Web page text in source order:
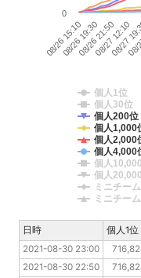
08/26 15:10
08/26 19:30
08/26 21:50
08/27 12:10
08/27
0
個人1位
個人30位
個人200位
個人1,000
個人2,000
個人4,000
個人
個人
ミニチー
ミニチー
2021-08-30 23:00
2021-08-30 22:50
日時 個人1位
2021-08-30 23:00
2021-08-30 22:50
日時